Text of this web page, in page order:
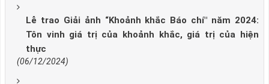
Lễ trao Giải ảnh “Khoảnh khắc Báo chí" năm 2024:
Tôn vinh giá trị của khoảnh khắc, giá trị của hiện
thực
(06/12/2024)